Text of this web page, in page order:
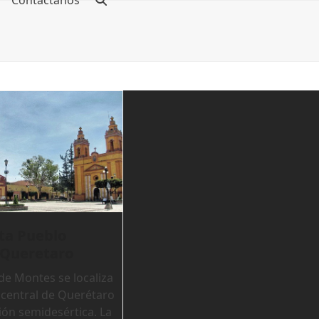
Montes se localiza
de Querétaro
semidesértica. La